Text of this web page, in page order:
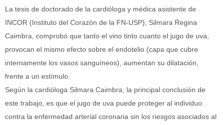
La tesis de doctorado de la cardióloga y médica asistente de
INCOR (Instituto del Corazón de la FN-USP), Silmara Regina
Caimbra, comprobó que tanto el vino tinto cuanto el jugo de uva,
provocan el mismo efecto sobre el endotelio (capa que cubre
internamente los vasos sanguíneos), aumentan su dilatación,
frente a un estímulo.
Según la cardióloga Silmara Caimbra, la principal conclusión de
este trabajo, es que el jugo de uva puede proteger al individuo
contra la enfermedad arterial coronaria sin los riesgos asociados al